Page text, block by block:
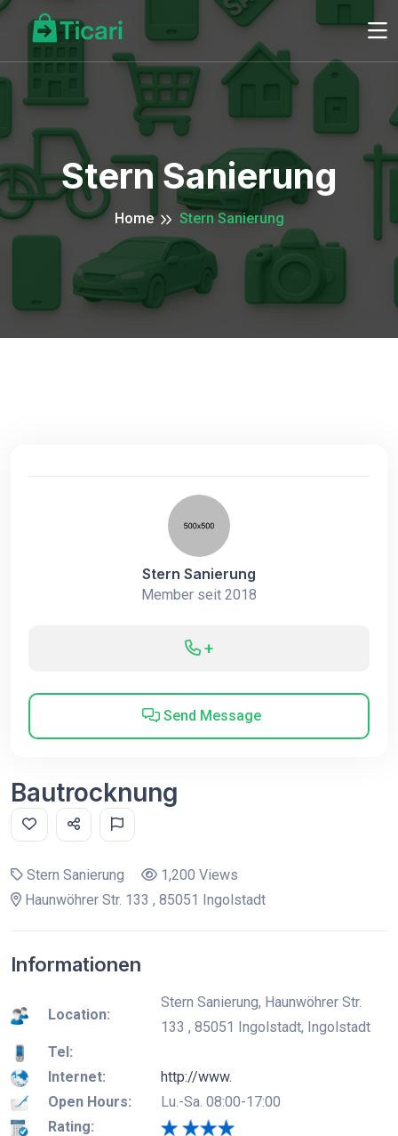
Stern Sanierung
Home Stern Sanierung
Stern Sanierung
Member seit 2018
+
Send Message
Bautrocknung
Stern Sanierung
1,200 Views
Haunwöhrer Str. 133 , 85051 Ingolstadt
Informationen
Location:
Stern Sanierung, Haunwöhrer Str.
133 , 85051 Ingolstadt, Ingolstadt
Tel:
Internet:
http://www.
Open Hours:
Lu.-Sa. 08:00-17:00
Rating: